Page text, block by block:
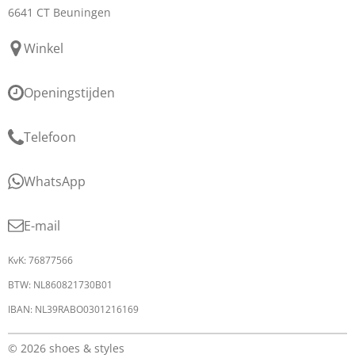
6641 CT Beuningen
Winkel
Openingstijden
Telefoon
WhatsApp
E-mail
KvK: 76877566
BTW: NL860821730B01
IBAN: NL39RABO0301216169
© 2026 shoes & styles